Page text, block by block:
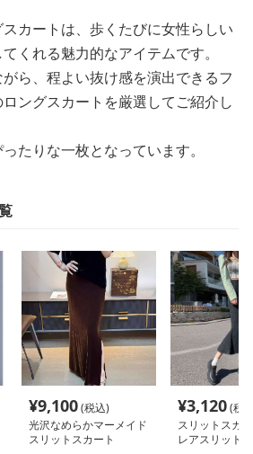
カートは、歩くたびに女性らしい
くれる魅力的なアイテムです。
ら、程よい抜け感を演出できるフ
ングスカートを厳選してご紹介し
たりな一枚となっています。
¥9,100(税込)
光沢なめらかマーメイド
スリットスカート
¥3,120(税
スリットスカ
レアスリット